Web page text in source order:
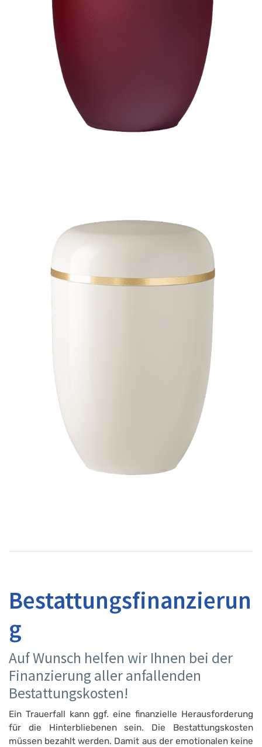
Bestattungsfinanzierun
g
Auf Wunsch helfen wir Ihnen bei der
Finanzierung aller anfallenden
Bestattungskosten!
Ein Trauerfall kann ggf. eine finanzielle Herausforderung
für die Hinterbliebenen sein. Die Bestattungskosten
müssen bezahlt werden. Damit aus der emotionalen keine